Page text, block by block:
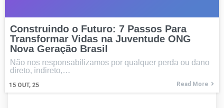
Construindo o Futuro: 7 Passos Para
Transformar Vidas na Juventude ONG
Nova Geração Brasil
15 OUT, 25
Não nos responsabilizamos por qualquer perda ou dano
direto, indireto,…
Read More